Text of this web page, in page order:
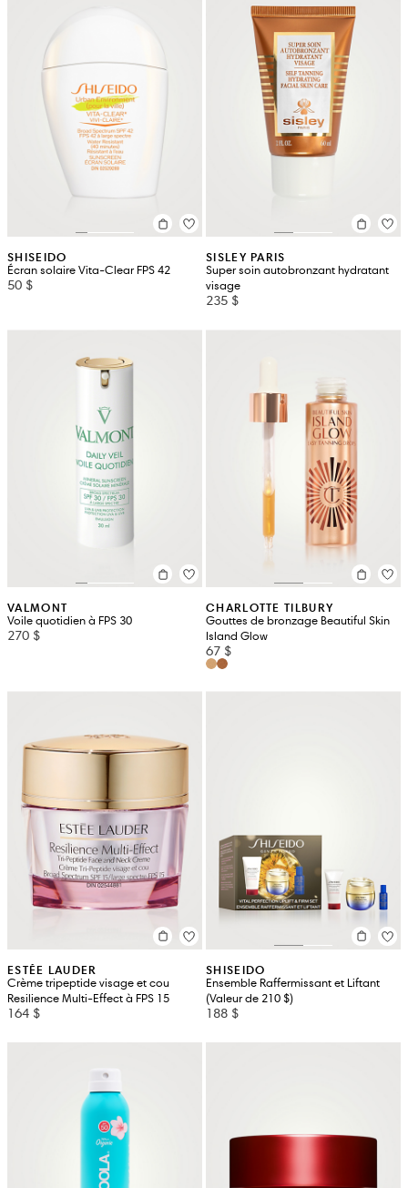
SHISEIDO
Écran solaire Vita-Clear FPS 42
50 $
SISLEY PARIS
Super soin autobronzant hydratant
visage
235 $
VALMONT
Voile quotidien à FPS 30
270 $
CHARLOTTE TILBURY
Gouttes de bronzage Beautiful Skin
Island Glow
67 $
ESTÉE LAUDER
Crème tripeptide visage et cou
Resilience Multi-Effect à FPS 15
164 $
SHISEIDO
Ensemble Raffermissant et Liftant
(Valeur de 210 $)
188 $